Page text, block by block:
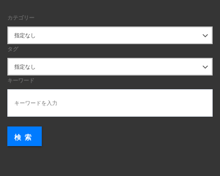
カテゴリー
タグ
キーワード
検索